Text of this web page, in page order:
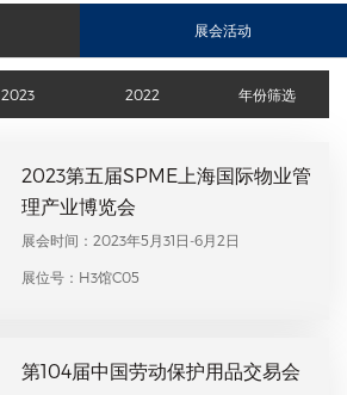
展会活动
2023 2022 年份筛选
2023第五届SPME上海国际物业管
理产业博览会
展会时间：2023年5月31日-6月2日
展位号：H3馆C05
第104届中国劳动保护用品交易会